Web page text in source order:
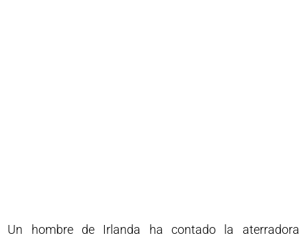
Un hombre de Irlanda ha contado la aterradora